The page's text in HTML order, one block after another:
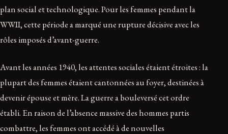
plan social et technologique. Pour les femmes pendant la
WWII, cette période a marqué une rupture décisive avec les
rôles imposés d’avant-guerre.
Avant les années 1940, les attentes sociales étaient étroites : la
plupart des femmes étaient cantonnées au foyer, destinées à
devenir épouse et mère. La guerre a bouleversé cet ordre
établi. En raison de l’absence massive des hommes partis
combattre, les femmes ont accédé à de nouvelles